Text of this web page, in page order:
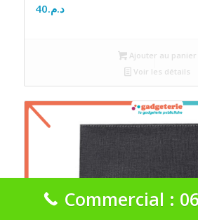
د.م.40
Ajouter au panier
Voir les détails
Commercial :